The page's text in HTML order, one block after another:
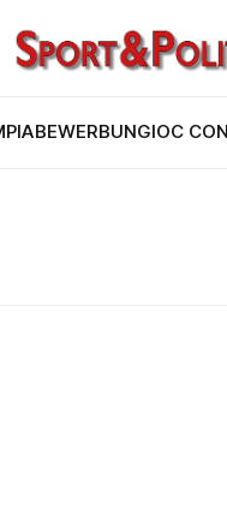
IOC